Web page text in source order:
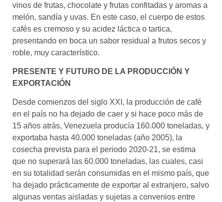
vinos de frutas, chocolate y frutas confitadas y aromas a
melón, sandía y uvas. En este caso, el cuerpo de estos
cafés es cremoso y su acidez láctica o tartica,
presentando en boca un sabor residual a frutos secos y
roble, muy característico.
PRESENTE Y FUTURO DE LA PRODUCCIÓN Y
EXPORTACIÓN
Desde comienzos del siglo XXI, la producción de café
en el país no ha dejado de caer y si hace poco más de
15 años atrás, Venezuela producía 160.000 toneladas, y
exportaba hasta 40.000 toneladas (año 2005), la
cosecha prevista para el periodo 2020-21, se estima
que no superará las 60.000 toneladas, las cuales, casi
en su totalidad serán consumidas en el mismo país, que
ha dejado prácticamente de exportar al extranjero, salvo
algunas ventas aisladas y sujetas a convenios entre